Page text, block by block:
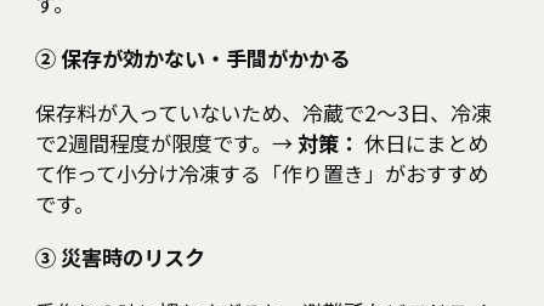
② 保存が効かない・手間がかかる
保存料が入っていないため、冷蔵で2〜3日、冷凍
で2週間程度が限度です。→ 対策： 休日にまとめ
て作って小分け冷凍する「作り置き」がおすすめ
です。
③ 災害時のリスク